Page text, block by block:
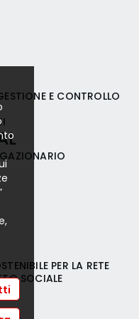
•
•
il
in aziende
HR o
di più attività
ad
i sessi, ai
e a
le
legislativi
possono
al
secondo il
n.
E CONTROLLO
PER LA RETE
SOCIALE